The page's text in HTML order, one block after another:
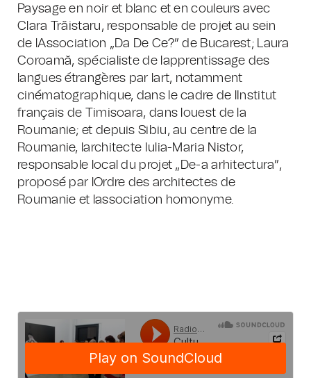
Paysage en noir et blanc et en couleurs avec
Clara Trăistaru, responsable de projet au sein
de lAssociation „Da De Ce?” de Bucarest; Laura
Coroamă, spécialiste de lapprentissage des
langues étrangères par lart, notamment
cinématographique, dans le cadre de lInstitut
français de Timisoara, dans louest de la
Roumanie; et depuis Sibiu, au centre de la
Roumanie, larchitecte Iulia-Maria Nistor,
responsable local du projet „De-a arhitectura”,
proposé par lOrdre des architectes de
Roumanie et lassociation homonyme.